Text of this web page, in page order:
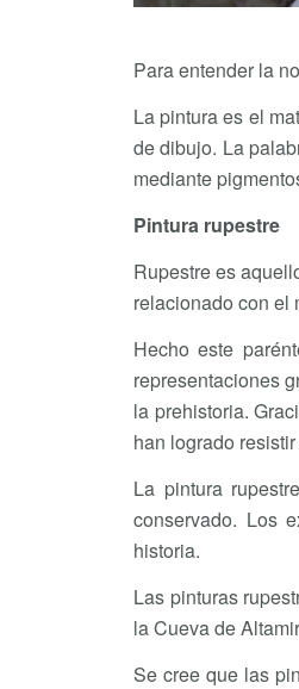
Para entender la
La pintura es el
de dibujo. La
mediante
Pintura rupestre
Rupestre es
relacionado con el
Hecho este
representaciones
la prehistoria.
han logrado
La pintura
conservado. Los
historia.
Las pinturas
la Cueva de
Se cree que las